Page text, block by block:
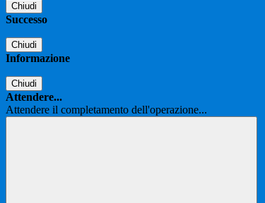
Chiudi
Successo
Chiudi
Informazione
Chiudi
Attendere...
Attendere il completamento dell'operazione...